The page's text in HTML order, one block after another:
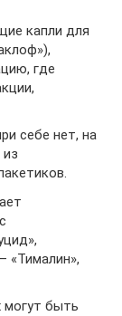
капли для
где
себе нет, на
«Тималин»,
могут быть